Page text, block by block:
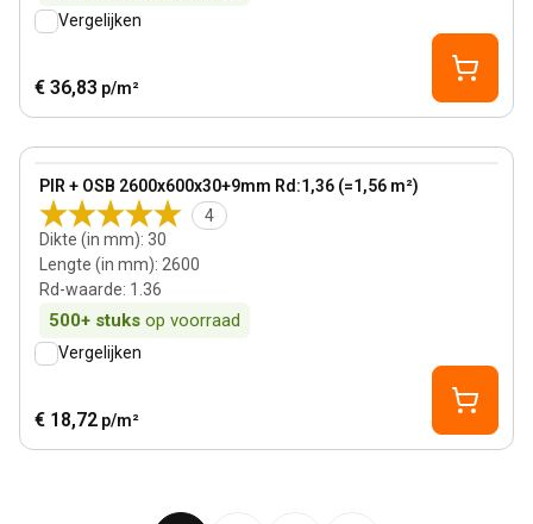
Vergelijken
€ 36,83 p/m²
PIR + OSB 2600x600x30+9mm Rd:1,36 (=1,56 m²)
4
Dikte (in mm): 30
Lengte (in mm): 2600
Rd-waarde: 1.36
500+ stuks op voorraad
View product
Vergelijken
€ 18,72 p/m²